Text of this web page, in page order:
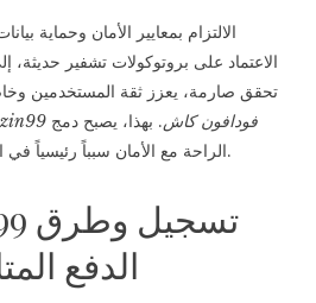
الالتزام بمعايير الأمان وحماية
تحقق صارمة، يعزز ثقة المستخدمين
zin99 فودافون كاش. بهذا، يصبح دمج
الراحة مع الأمان سبباً رئيسياً في اختيار الكثيرين لهذه المنصة.
zin99 تسجيل وطرق
الدفع